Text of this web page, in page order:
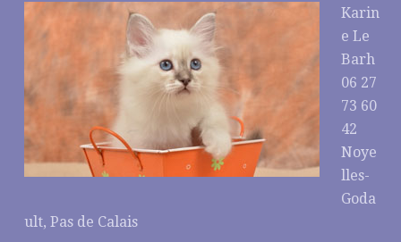
Karin
e Le
Barh
06 27
73 60
42
Noye
lles-
Goda
ult, Pas de Calais